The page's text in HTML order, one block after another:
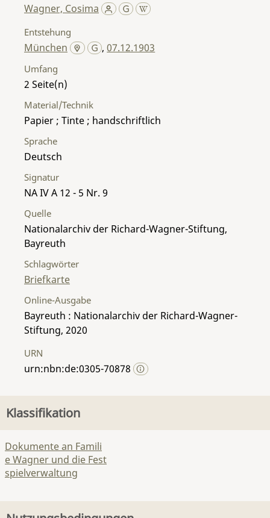
Wagner, Cosima
Entstehung
München ,07.12.1903
Umfang
2
Material/Technik
Papier ; Tinte ; handschriftlich
Sprache
Deutsch
Signatur
NA IV A 12 - 5 Nr. 9
Quelle
Nationalarchiv der Richard-Wagner-Stiftung,
Bayreuth
Schlagwörter
Briefkarte
Online-Ausgabe
Bayreuth : Nationalarchiv der Richard-Wagner-
Stiftung, 2020
URN
urn:nbn:de:0305-70878
Klassifikation
Dokumente an Famili
e Wagner und die Fest
spielverwaltung